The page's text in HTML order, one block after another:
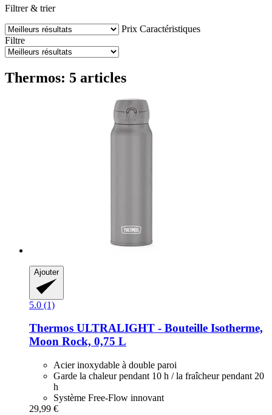
Filtrer & trier
Prix Caractéristiques
Filtre
Thermos: 5 articles
Ajouter
5.0 (1)
Thermos ULTRALIGHT -​ Bouteille Isotherme,
Moon Rock, 0,75 L
Acier inoxydable à double paroi
Garde la chaleur pendant 10 h / la fraîcheur pendant 20
h
Système Free-Flow innovant
29,99 €